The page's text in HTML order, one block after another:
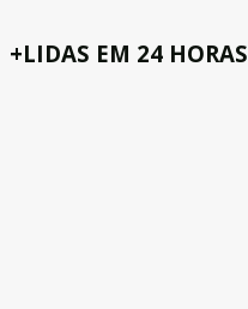
+LIDAS EM 24 HORAS